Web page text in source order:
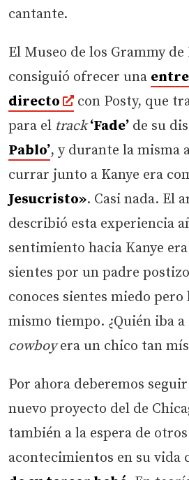
cantante.
El Museo de los Grammy de
consiguió ofrecer una
directo
con Posty, que
para el track‘Fade’ de su
Pablo’, y durante la misma
currar junto a Kanye era
Jesucristo». Casi nada. El
describió esta experiencia
sentimiento hacia Kanye
sientes por un padre
conoces sientes miedo pero
mismo tiempo. ¿Quién iba
cowboyera un chico tan
Por ahora deberemos
nuevo proyecto del de
también a la espera de
acontecimientos en su vida